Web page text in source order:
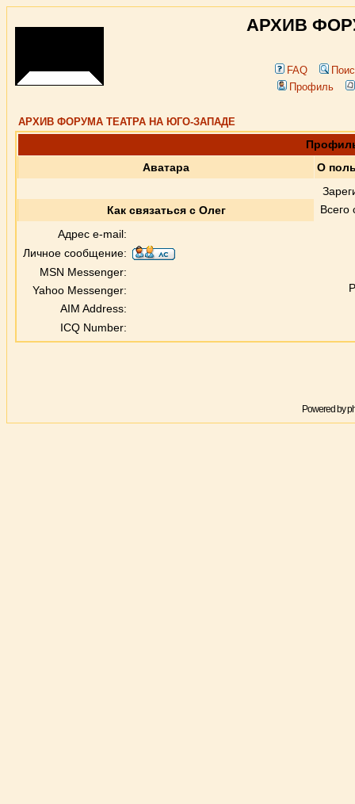
АРХИВ
FAQ
Профиль
АРХИВ ФОРУМА ТЕАТРА НА ЮГО-ЗАПАДЕ
Аватара
О
Как связаться с Олег
Адрес e-mail:
Личное сообщение:
MSN Messenger:
Yahoo Messenger:
AIM Address:
ICQ Number:
Powered by